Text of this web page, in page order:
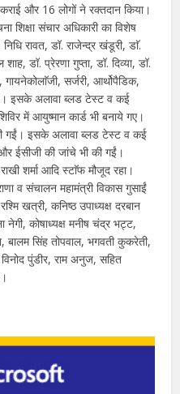
और 16 लोगों ने रक्तदान किया।
शिक्षा संचार अधिकारी का विशेष
रावत, डॉ. राजेन्द्र खंडूरी, डाॅ.
डॉ. प्रेरणा गुप्ता, डॉ. दिव्या, डॉ.
सर्जरी, आर्थोपैडिक,
इसके अलावा ब्लड टेस्ट व कई
में आयुष्मान कार्ड भी बनाये गए।
गईं। इसके अलावा ब्लड टेस्ट व कई
ईसीजी की जांचे भी की गईं।
शर्मा आदि स्टाॅफ मौजूद रहा।
व संचालन महामंत्री विकास गुसाईं
खत्री, कनिष्ठ उपाध्यक्ष दरबान
नेगी, कोषाध्यक्ष मनीष चंद्र भट्ट,
बालम सिंह तोपवाल, भगवती कुकरेती,
विनोद पुंडीर, राम अनुज, सहित